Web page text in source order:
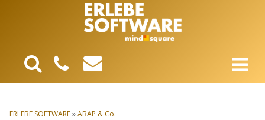
ERLEBE SOFTWARE»ABAP & Co.